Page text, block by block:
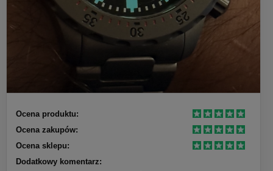
Ocena produktu:
Ocena zakupów:
Ocena sklepu:
Dodatkowy komentarz: